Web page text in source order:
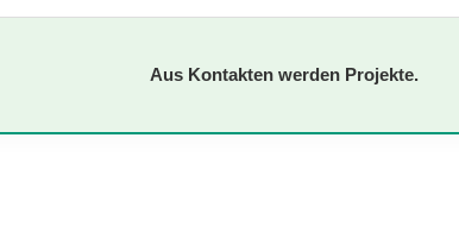
Aus Kontakten werden Projekte.